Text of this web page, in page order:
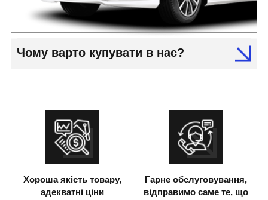
Чому варто купувати в нас?
Хороша якість товару,
адекватні ціни
Гарне обслуговування,
відправимо саме те, що